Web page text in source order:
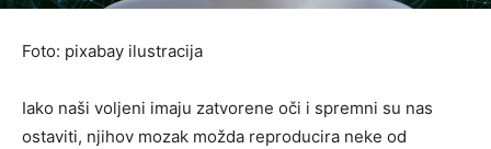
Foto: pixabay ilustracija
Iako naši voljeni imaju zatvorene oči i spremni su nas
ostaviti, njihov mozak možda reproducira neke od